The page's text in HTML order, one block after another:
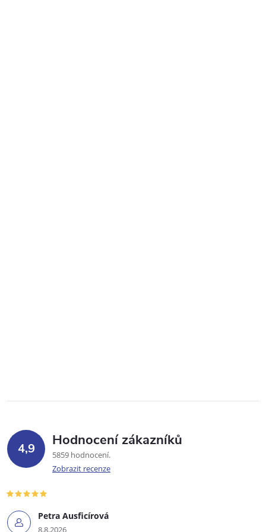
4,9 Hodnocení zákazníků
5859 hodnocení
Zobrazit recenze
Petra Ausficírová
8.8.2026